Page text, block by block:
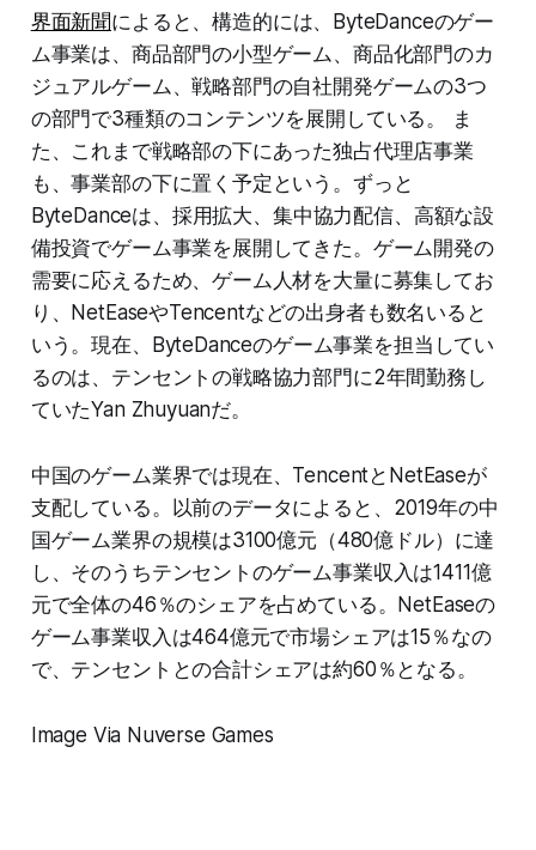
界面新聞によると、構造的には、ByteDanceのゲー
ム事業は、商品部門の小型ゲーム、商品化部門のカ
ジュアルゲーム、戦略部門の自社開発ゲームの3つ
の部門で3種類のコンテンツを展開している。 ま
た、これまで戦略部の下にあった独占代理店事業
も、事業部の下に置く予定という。ずっと
ByteDanceは、採用拡大、集中協力配信、高額な設
備投資でゲーム事業を展開してきた。ゲーム開発の
需要に応えるため、ゲーム人材を大量に募集してお
り、NetEaseやTencentなどの出身者も数名いると
いう。現在、ByteDanceのゲーム事業を担当してい
るのは、テンセントの戦略協力部門に2年間勤務し
ていたYan Zhuyuanだ。
中国のゲーム業界では現在、TencentとNetEaseが
支配している。以前のデータによると、2019年の中
国ゲーム業界の規模は3100億元（480億ドル）に達
し、そのうちテンセントのゲーム事業収入は1411億
元で全体の46％のシェアを占めている。NetEaseの
ゲーム事業収入は464億元で市場シェアは15％なの
で、テンセントとの合計シェアは約60％となる。
Image Via Nuverse Games